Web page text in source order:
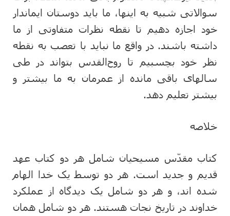
سوالاتی شبیه به اینها، ما باید دوستان ایماندار
خود اجازه دهیم تا نقطه نظرات متفاوتی از ما
داشته باشند. در واقع ما نباید با تعصب به نقطه
نظر خود بچسبیم تا روح‌القدس بتواند در طی
سالهای باقی مانده از عمرمان به ما بیشتر و
بیشتر تعلیم دهد.
خلاصه
کتاب مقدّس مسیحیان شامل هر دو کتاب عهد
قدیم و جدید است. هر دو توسط یک خدا الهام
شده اند، و هر دو شامل یک دیدگاه از عملکرد
خداوند در تاریخ نجات هستند. هر دو شامل همان